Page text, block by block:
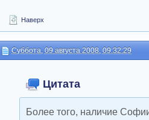
Наверх
Суббота, 09 августа 2008, 09:32:29
Цитата
Более того, наличие